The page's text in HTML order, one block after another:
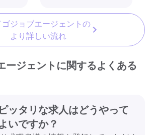
ゴジョブエージェントの
より詳しい流れ
ージェントに関するよくある
ッタリな求人はどうやって
いですか？